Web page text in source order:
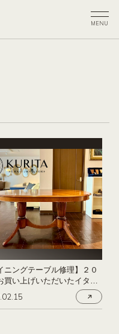
ニングテーブル修理】２０
買い上げいただいたイタリ
イニングテーブル